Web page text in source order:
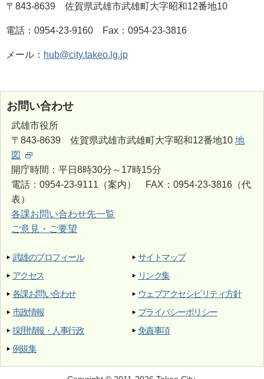
〒843-8639 佐賀県武雄市武雄町大字昭和12番地10
電話：0954-23-9160 Fax：0954-23-3816
メール： hub@city.takeo.lg.jp
お問い合わせ
武雄市役所
〒843-8639 佐賀県武雄市武雄町大字昭和12番地10 地
図
開庁時間：平日8時30分～17時15分
電話：0954-23-9111（案内） FAX：0954-23-3816（代
表）
各課お問い合わせ先一覧
ご意見・ご要望
武雄のプロフィール
アクセス
各課お問い合わせ
市政情報
採用情報・人事行政
例規集
サイトマップ
リンク集
ウェブアクセシビリティ方針
プライバシーポリシー
免責事項